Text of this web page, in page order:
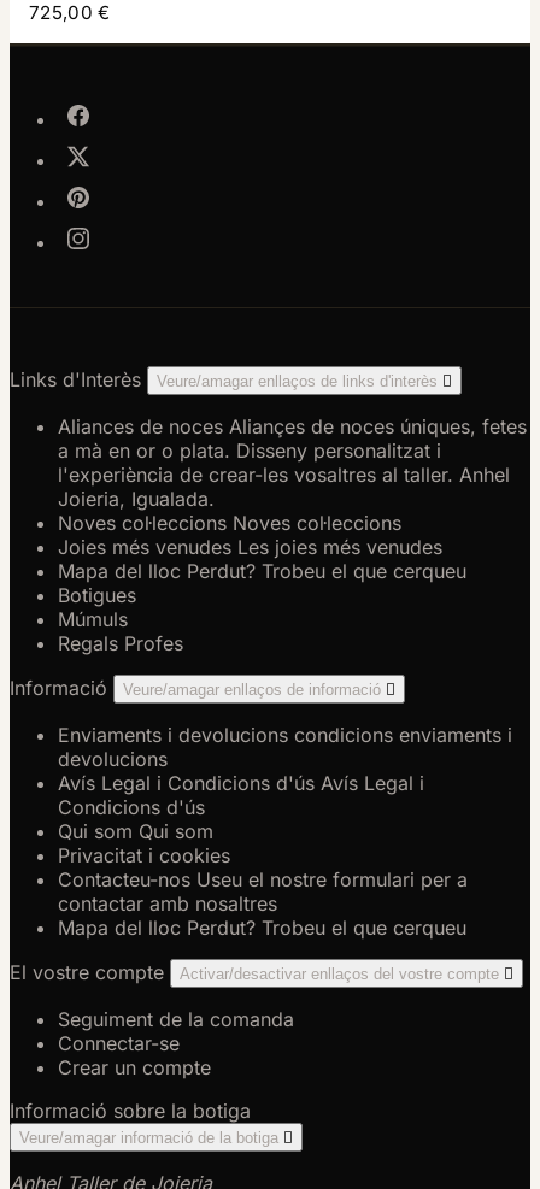
725,00 €
Links d'Interès Veure/amagar enllaços de links d'interès 
Aliances de noces Aliançes de noces úniques, fetes
a mà en or o plata. Disseny personalitzat i
l'experiència de crear-les vosaltres al taller. Anhel
Joieria, Igualada.
Noves col·leccions Noves col·leccions
Joies més venudes Les joies més venudes
Mapa del lloc Perdut? Trobeu el que cerqueu
Botigues
Múmuls
Regals Profes
Informació
Veure/amagar enllaços de informació 
Enviaments i devolucions condicions enviaments i
devolucions
Avís Legal i Condicions d'ús Avís Legal i
Condicions d'ús
Qui som Qui som
Privacitat i cookies
Contacteu-nos Useu el nostre formulari per a
contactar amb nosaltres
Mapa del lloc Perdut? Trobeu el que cerqueu
El vostre compte
Activar/desactivar enllaços del vostre compte 
Seguiment de la comanda
Connectar-se
Crear un compte
Informació sobre la botiga
Veure/amagar informació de la botiga 
Anhel Taller de Joieria